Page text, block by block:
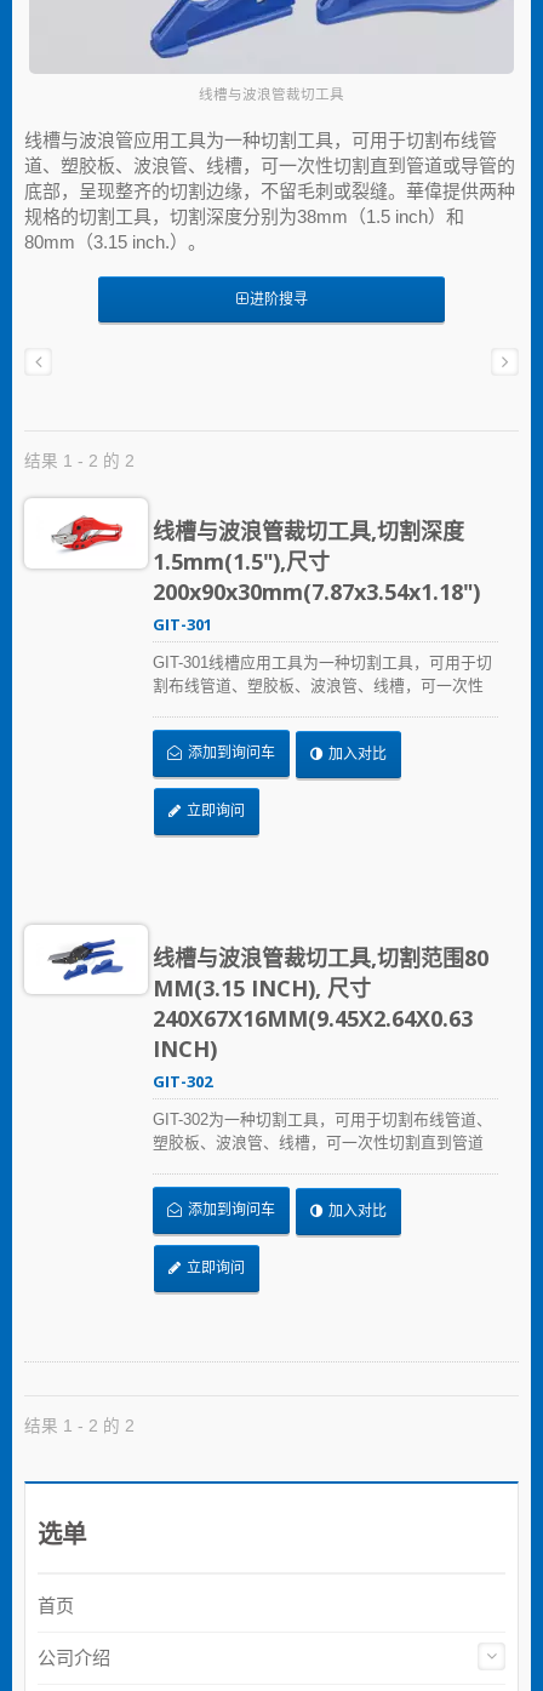
线槽与波浪管裁切工具
线槽与波浪管应用工具为一种切割工具，可用于切割布线管
道、塑胶板、波浪管、线槽，可一次性切割直到管道或导管的
底部，呈现整齐的切割边缘，不留毛刺或裂缝。華偉提供两种
规格的切割工具，切割深度分别为38mm（1.5 inch）和
80mm（3.15 inch.）。
进阶搜寻
结果 1 - 2 的 2
线槽与波浪管裁切工具,切割深度
1.5mm(1.5"),尺寸
200x90x30mm(7.87x3.54x1.18")
GIT-301
GIT-301线槽应用工具为一种切割工具，可用于切
割布线管道、塑胶板、波浪管、线槽，可一次性
缘，不留毛刺或裂缝。单次切割深度为
38mm（1.5 inch）。
添加到询问车 加入对比
立即询问
线槽与波浪管裁切工具,切割范围80
MM(3.15 INCH), 尺寸
240X67X16MM(9.45X2.64X0.63
INCH)
GIT-302
GIT-302为一种切割工具，可用于切割布线管道、
塑胶板、波浪管、线槽，可一次性切割直到管道
或裂缝。单次切割范围为80 mm（3.15 inch）。
添加到询问车 加入对比
立即询问
结果 1 - 2 的 2
选单
首页
公司介绍